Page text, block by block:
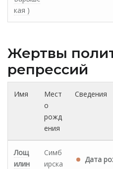
кая )
Жертвы
репрессий
Имя
Мест
о
рожд
ения
Сведения
Лощ
илин
Симб
ирска
Дата